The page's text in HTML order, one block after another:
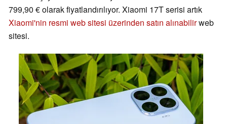
799,90 € olarak fiyatlandırılıyor. Xiaomi 17T serisi artık
Xiaomi'nin resmi web sitesi üzerinden satın alınabilirweb
sitesi.